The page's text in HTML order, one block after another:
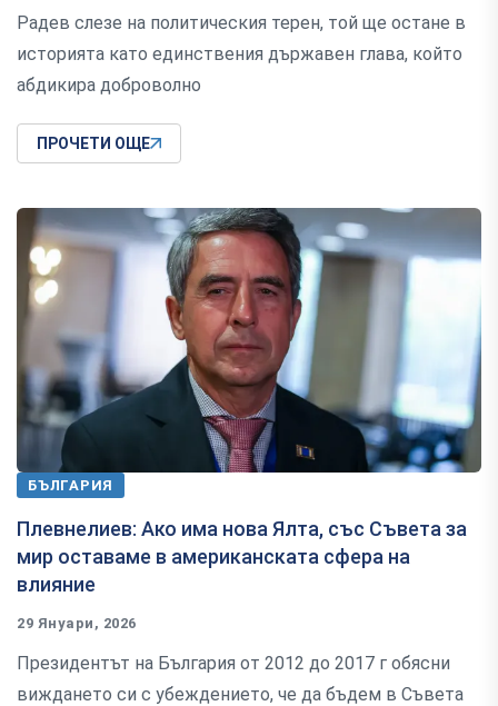
Радев слезе на политическия терен, той ще остане в
историята като единствения държавен глава, който
абдикира доброволно
ПРОЧЕТИ ОЩЕ
БЪЛГАРИЯ
Плевнелиев: Ако има нова Ялта, със Съвета за
мир оставаме в американската сфера на
влияние
29 Януари, 2026
Президентът на България от 2012 до 2017 г обясни
виждането си с убеждението, че да бъдем в Съвета